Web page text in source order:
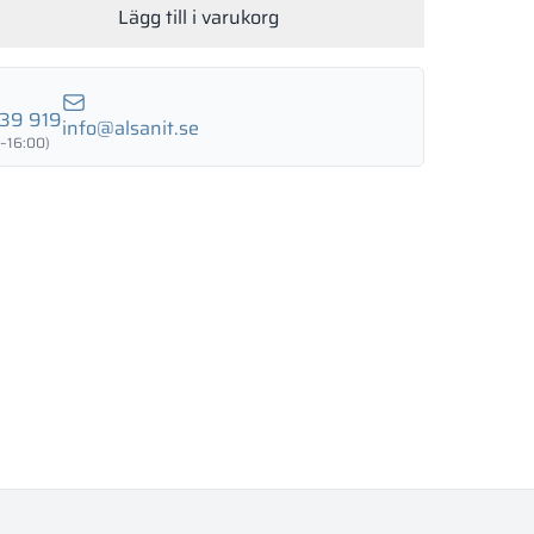
Lägg till i varukorg
919info@alsanit.se
WILD OAK
PORTO CHERRY